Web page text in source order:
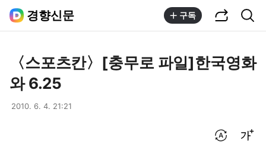
경향신문 구독
〈스포츠칸〉[충무로 파일]한국영화
와 6.25
2010. 6. 4. 21:21